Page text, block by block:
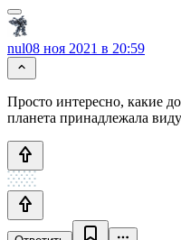
nul08 ноя 2021 в 20:59
Просто интересно, какие
планета принадлежала